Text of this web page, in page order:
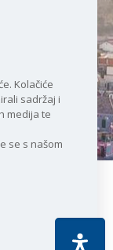
mora i
pridržana |
Kolačiće
sadržaj i
medija te
se s našom